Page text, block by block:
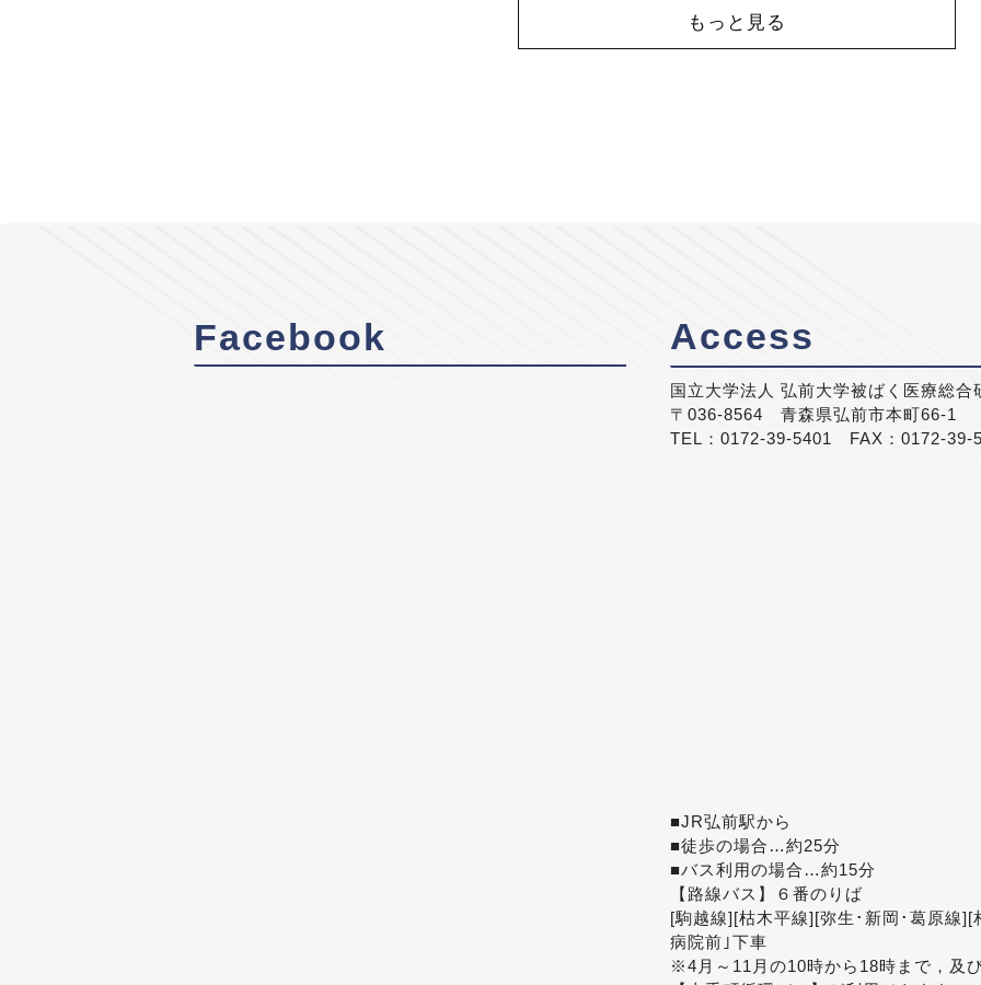
もっと見る
Facebook Access
国立大学法人 弘前大学被ばく医療総合
〒036-8564 青森県弘前市本町66-1
TEL：0172-39-5401 FAX：0172-39-
■JR弘前駅から
■徒歩の場合…約25分
■バス利用の場合…約15分
【路線バス】６番のりば
[駒越線][枯木平線][弥生･新岡･葛原線
病院前｣下車
※4月～11月の10時から18時まで，及